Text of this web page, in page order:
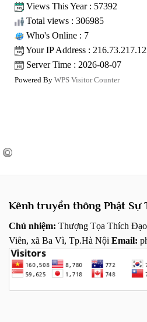
Views This Year : 57392
Total views : 306985
Who's Online : 7
Your IP Address :
Server Time : 2026-08-07
Powered By WPS Visitor Counter
Kênh truyền thông Phật Sự
Chủ nhiệm: Thượng Tọa Thích
Viên, xã Ba Vì, Tp.Hà Nội Email: